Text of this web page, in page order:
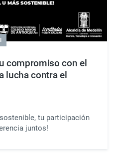
compromiso con el
lucha contra el
tu participación
juntos!